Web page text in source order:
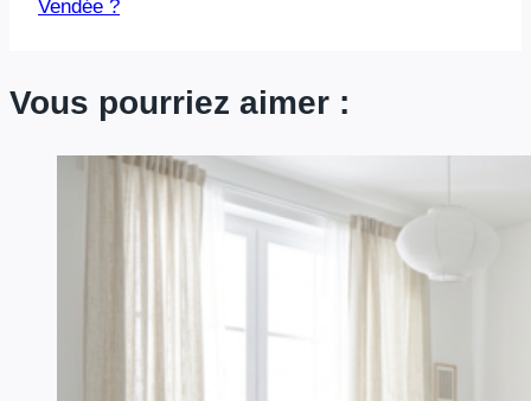
Vendée ?
Vous pourriez aimer :